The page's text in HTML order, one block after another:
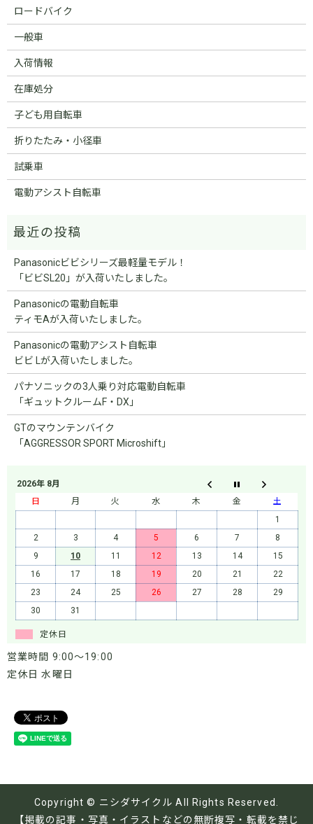
ロードバイク
一般車
入荷情報
在庫処分
子ども用自転車
折りたたみ・小径車
試乗車
電動アシスト自転車
Panasonicビビシリーズ最軽量モデル！
「ビビSL20」が入荷いたしました。
Panasonicの電動自転車
ティモAが入荷いたしました。
Panasonicの電動アシスト自転車
ビビ Lが入荷いたしました。
パナソニックの3人乗り対応電動自転車
「ギュットクルームF・DX」
GTのマウンテンバイク
「AGGRESSOR SPORT Microshift」
2026年 8月
日
月 火 水 木 金
土
1
2
3 4 5 6 7
8
9
10 11 12 13 14
15
16
17 18 19 20 21
22
23
24 25 26 27 28
29
30
31
定休日
営業時間 9:00～19:00
定休日 水曜日
Copyright © ニシダサイクル All Rights Reserved.
【掲載の記事・写真・イラストなどの無断複写・転載を禁じ